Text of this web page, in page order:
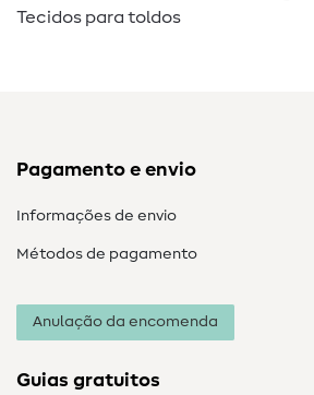
Tecidos para toldos
Pagamento e envio
Informações de envio
Métodos de pagamento
Anulação da encomenda
Guias gratuitos